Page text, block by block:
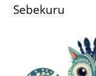
Sebekuru